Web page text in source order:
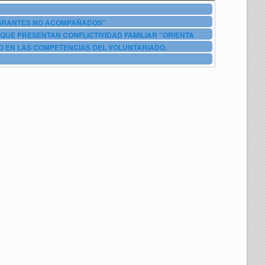
NO ACOMPAÑADOS"
PRESENTAN CONFLICTIVIDAD FAMILIAR "ORIENTA
LAS COMPETENCIAS DEL VOLUNTARIADO.